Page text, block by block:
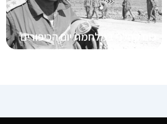
כוח קהלני במלחמת יום הכיפורים